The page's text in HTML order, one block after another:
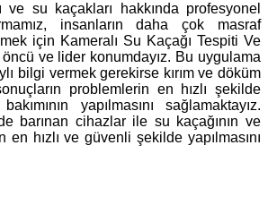
ve su kaçakları hakkında profesyonel
insanların daha çok masraf
için Kameralı Su Kaçağı Tespiti Ve
öncü ve lider konumdayız. Bu uygulama
bilgi vermek gerekirse kırım ve döküm
problemlerin en hızlı şekilde
yapılmasını sağlamaktayız.
barınan cihazlar ile su kaçağının ve
en hızlı ve güvenli şekilde yapılmasını